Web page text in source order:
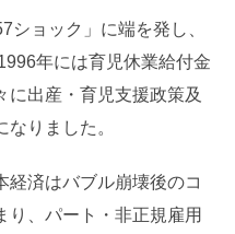
ショック」に端を発し、
年には育児休業給付金
に出産・育児支援政策及
りました。
経済はバブル崩壊後のコ
り、パート・非正規雇用